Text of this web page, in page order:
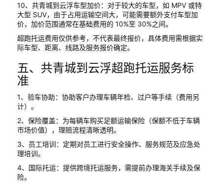
10、共青城到云浮车型加价：对于较大的车型，如 MPV 或特
大型 SUV，由于占用运输空间大，可能需要额外支付车型加
价，加价范围通常在基础费用的 10%至 30%之间。
超跑托运费用仅供参考，不代表最终报价，具体费用需根据实
际车型、距离、线路及服务报价确定。
五、共青城到云浮超跑托运服务标
准
1、验车协助：协助客户办理车辆年检、过户等手续（费用另
计）。
2、保险覆盖：为每辆车购买足额运输保险（保额不低于车辆
市场价值），理赔流程清晰透明。
3、员工培训：定期对员工进行安全操作、服务规范及应急处
理培训。
4、国际托运：提供跨境托运服务，需提前办理海关手续及保
险。